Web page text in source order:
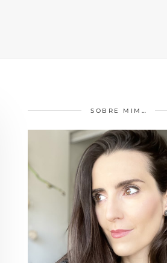
SOBRE MIM…